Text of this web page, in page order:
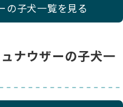
の子犬一覧を見る
ナウザーの子犬一